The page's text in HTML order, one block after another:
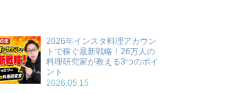
2026年インスタ料理アカウン
トで稼ぐ最新戦略！26万人の
料理研究家が教える3つのポイ
ント
2026.05.15